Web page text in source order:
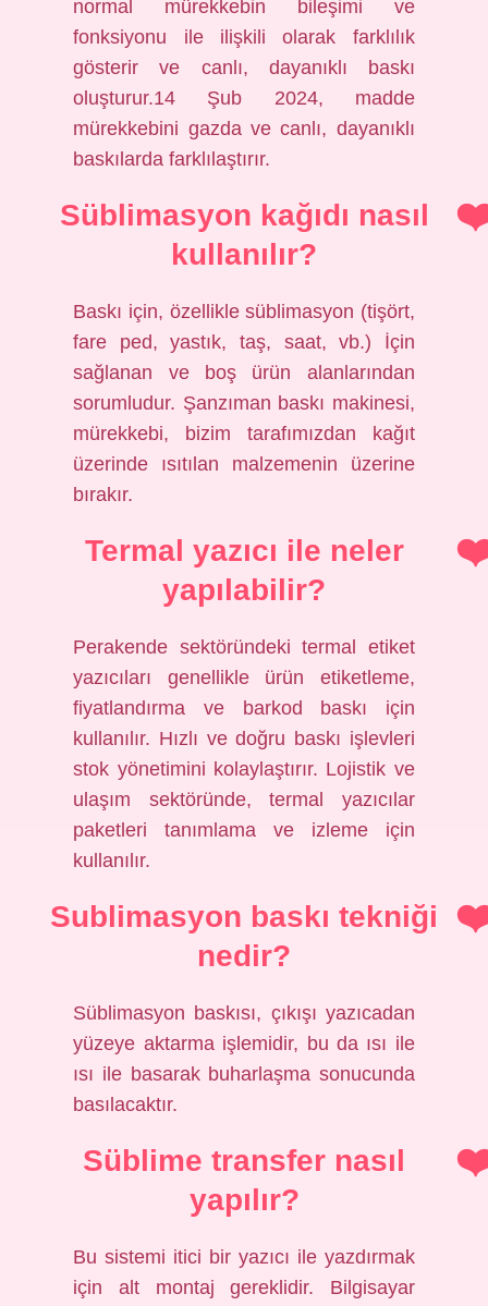
normal mürekkebin bileşimi ve
fonksiyonu ile ilişkili olarak farklılık
gösterir ve canlı, dayanıklı baskı
oluşturur.14 Şub 2024, madde
mürekkebini gazda ve canlı, dayanıklı
baskılarda farklılaştırır.
Süblimasyon kağıdı nasıl
kullanılır?
Baskı için, özellikle süblimasyon (tişört,
fare ped, yastık, taş, saat, vb.) İçin
sağlanan ve boş ürün alanlarından
sorumludur. Şanzıman baskı makinesi,
mürekkebi, bizim tarafımızdan kağıt
üzerinde ısıtılan malzemenin üzerine
bırakır.
Termal yazıcı ile neler
yapılabilir?
Perakende sektöründeki termal etiket
yazıcıları genellikle ürün etiketleme,
fiyatlandırma ve barkod baskı için
kullanılır. Hızlı ve doğru baskı işlevleri
stok yönetimini kolaylaştırır. Lojistik ve
ulaşım sektöründe, termal yazıcılar
paketleri tanımlama ve izleme için
kullanılır.
Sublimasyon baskı tekniği
nedir?
Süblimasyon baskısı, çıkışı yazıcadan
yüzeye aktarma işlemidir, bu da ısı ile
ısı ile basarak buharlaşma sonucunda
basılacaktır.
Süblime transfer nasıl
yapılır?
Bu sistemi itici bir yazıcı ile yazdırmak
için alt montaj gereklidir. Bilgisayar